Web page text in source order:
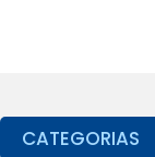
CATEGORIAS